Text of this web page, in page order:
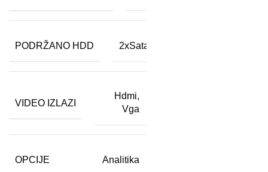
PODRŽANO HDD 2xSata
VIDEO IZLAZI
Hdmi,
Vga
OPCIJE Analitika